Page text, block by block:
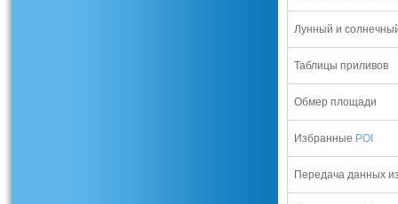
Лунный и
Таблицы приливов
Обмер площади
Избранные POI
Передача данных